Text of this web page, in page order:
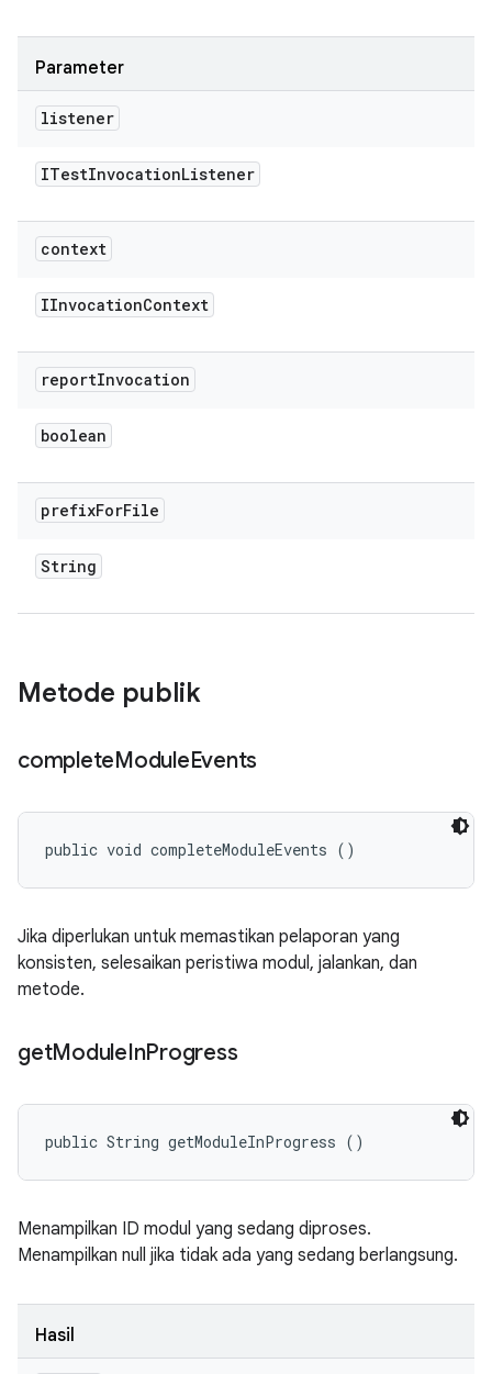
Parameter
listener
ITestInvocationListener
context
IInvocationContext
reportInvocation
boolean
prefixForFile
String
Metode publik
completeModuleEvents
public void completeModuleEvents ()
Jika diperlukan untuk memastikan pelaporan yang
konsisten, selesaikan peristiwa modul, jalankan, dan
metode.
getModuleInProgress
public String getModuleInProgress ()
Menampilkan ID modul yang sedang diproses.
Menampilkan null jika tidak ada yang sedang berlangsung.
Hasil